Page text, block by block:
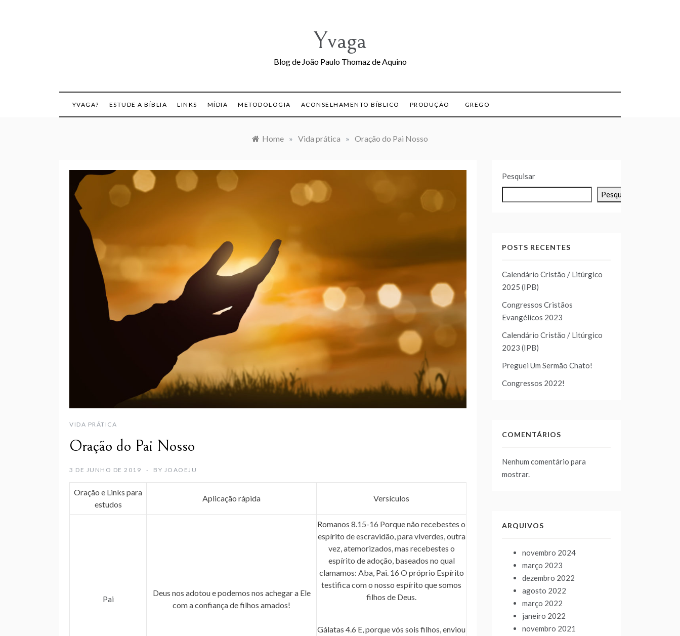
Yvaga
Blog de João Paulo Thomaz de Aquino
YVAGA? ESTUDE A BÍBLIA LINKS MÍDIA METODOLOGIA ACONSELHAMENTO BÍBLICO PRODUÇÃO GREGO
Home » Vida prática » Oração do Pai Nosso
VIDA PRÁTICA
Oração do Pai Nosso
3 DE JUNHO DE 2019 BY JOAOEJU
Oração e Links para
estudos
Aplicação rápida Versículos
Pai
Deus nos adotou e podemos nos achegar a Ele
com a confiança de filhos amados!
Romanos 8.15-16 Porque não recebestes o
espírito de escravidão, para viverdes, outra
vez, atemorizados, mas recebestes o
espírito de adoção, baseados no qual
clamamos: Aba, Pai. 16 O próprio Espírito
testifica com o nosso espírito que somos
filhos de Deus.
Gálatas 4.6 E, porque vós sois filhos, enviou
Pesquisar
Pesquisar
POSTS RECENTES
Calendário Cristão / Litúrgico
2025 (IPB)
Congressos Cristãos
Evangélicos 2023
Calendário Cristão / Litúrgico
2023 (IPB)
Preguei Um Sermão Chato!
Congressos 2022!
COMENTÁRIOS
Nenhum comentário para
mostrar.
ARQUIVOS
novembro 2024
março 2023
dezembro 2022
agosto 2022
março 2022
janeiro 2022
novembro 2021